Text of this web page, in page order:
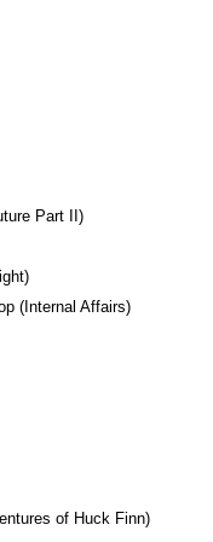
Part II)
(Internal Affairs)
of Huck Finn)